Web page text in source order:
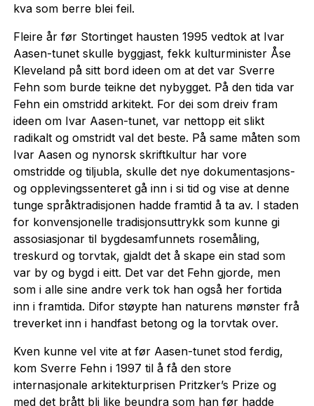
kva som berre blei feil.
Fleire år før Stortinget hausten 1995 vedtok at Ivar
Aasen-tunet skulle byggjast, fekk kulturminister Åse
Kleveland på sitt bord ideen om at det var Sverre
Fehn som burde teikne det nybygget. På den tida var
Fehn ein omstridd arkitekt. For dei som dreiv fram
ideen om Ivar Aasen-tunet, var nettopp eit slikt
radikalt og omstridt val det beste. På same måten som
Ivar Aasen og nynorsk skriftkultur har vore
omstridde og tiljubla, skulle det nye dokumentasjons-
og opplevingssenteret gå inn i si tid og vise at denne
tunge språktradisjonen hadde framtid å ta av. I staden
for konvensjonelle tradisjonsuttrykk som kunne gi
assosiasjonar til bygdesamfunnets rosemåling,
treskurd og torvtak, gjaldt det å skape ein stad som
var by og bygd i eitt. Det var det Fehn gjorde, men
som i alle sine andre verk tok han også her fortida
inn i framtida. Difor støypte han naturens mønster frå
treverket inn i handfast betong og la torvtak over.
Kven kunne vel vite at før Aasen-tunet stod ferdig,
kom Sverre Fehn i 1997 til å få den store
internasjonale arkitekturprisen Pritzker’s Prize og
med det brått bli like beundra som han før hadde